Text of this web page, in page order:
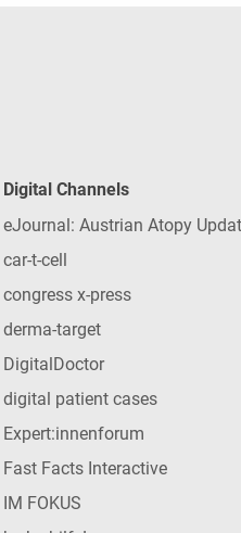
Digital Channels
eJournal: Austrian Atopy
car-t-cell
congress x-press
derma-target
DigitalDoctor
digital patient cases
Expert:innenforum
Fast Facts Interactive
IM FOKUS